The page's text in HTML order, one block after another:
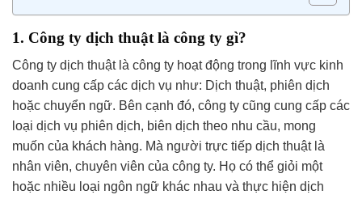
1. Công ty dịch thuật là công ty gì?
Công ty dịch thuật là công ty hoạt động trong lĩnh vực kinh
doanh cung cấp các dịch vụ như: Dịch thuật, phiên dịch
hoặc chuyển ngữ. Bên cạnh đó, công ty cũng cung cấp các
loại dịch vụ phiên dịch, biên dịch theo nhu cầu, mong
muốn của khách hàng. Mà người trực tiếp dịch thuật là
nhân viên, chuyên viên của công ty. Họ có thể giỏi một
hoặc nhiều loại ngôn ngữ khác nhau và thực hiện dịch